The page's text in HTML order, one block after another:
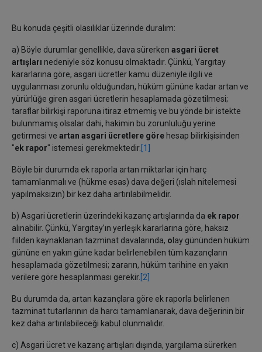
Bu konuda çeşitli olasılıklar üzerinde duralım:
a) Böyle durumlar genellikle, dava sürerken asgari ücret
artışları nedeniyle söz konusu olmaktadır. Çünkü, Yargıtay
kararlarına göre, asgari ücretler kamu düzeniyle ilgili ve
uygulanması zorunlu olduğundan, hüküm gününe kadar artan ve
yürürlüğe giren asgari ücretlerin hesaplamada gözetilmesi;
taraflar bilirkişi raporuna itiraz etmemiş ve bu yönde bir istekte
bulunmamış olsalar dahi, hakimin bu zorunluluğu yerine
getirmesi ve artan asgari ücretlere göre hesap bilirkişisinden
"ek rapor" istemesi gerekmektedir. [1]
Böyle bir durumda ek raporla artan miktarlar için harç
tamamlanmalı ve (hükme esas) dava değeri (ıslah nitelemesi
yapılmaksızın) bir kez daha artırılabilmelidir.
b) Asgari ücretlerin üzerindeki kazanç artışlarında da ek rapor
alınabilir. Çünkü, Yargıtay’ın yerleşik kararlarına göre, haksız
fiilden kaynaklanan tazminat davalarında, o lay gününden hüküm
gününe en yakın güne kadar belirlenebilen tüm kazançların
hesaplamada gözetilmesi; zararın, hüküm tarihine en yakın
verilere göre hesaplanması gerekir. [2]
Bu durumda da, artan kazançlara göre ek raporla belirlenen
tazminat tutarlarının da harcı tamamlanarak, dava değerinin bir
kez daha artırılabileceği kabul olunmalıdır.
c) Asgari ücret ve kazanç artışları dışında, yargılama sürerken